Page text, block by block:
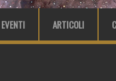
EVENTI ARTICOLI